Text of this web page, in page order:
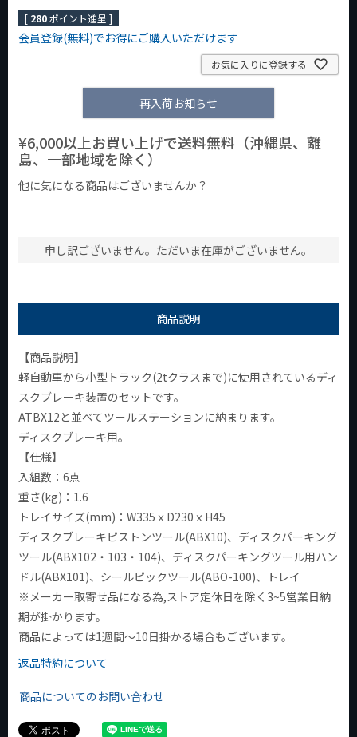
[ 280ポイント進呈 ]
会員登録(無料)でお得にご購入いただけます
お気に入りに登録する
再入荷お知らせ
¥6,000以上お買い上げで送料無料（沖縄県、離
島、一部地域を除く）
他に気になる商品はございませんか？
申し訳ございません。ただいま在庫がございません。
商品説明
【商品説明】
軽自動車から小型トラック(2tクラスまで)に使用されているディ
スクブレーキ装置のセットです。
ATBX12と並べてツールステーションに納まります。
ディスクブレーキ用。
【仕様】
入組数：6点
重さ(kg)：1.6
トレイサイズ(mm)：W335ｘD230ｘH45
ディスクブレーキピストンツール(ABX10)、ディスクパーキング
ツール(ABX102・103・104)、ディスクパーキングツール用ハン
ドル(ABX101)、シールピックツール(ABO-100)、トレイ
※メーカー取寄せ品になる為,ストア定休日を除く3~5営業日納
期が掛かります。
商品によっては1週間～10日掛かる場合もございます。
返品特約について
商品についてのお問い合わせ